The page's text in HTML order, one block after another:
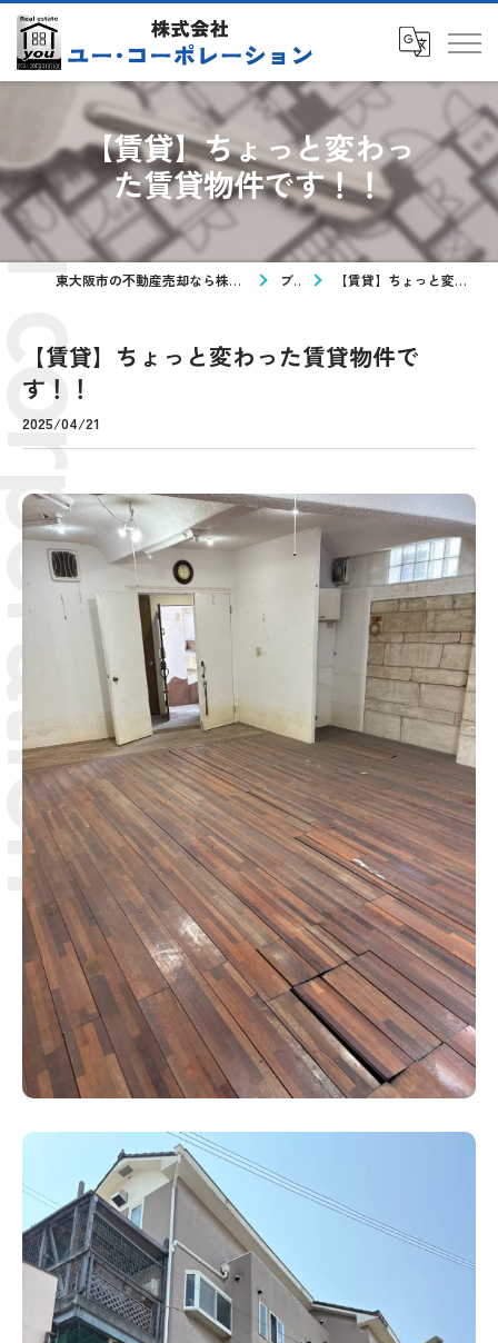
【賃貸】ちょっと変わっ
た賃貸物件です！！
東大阪市の不動産売却なら株式会社ユー・コーポレーション ブログ 【賃貸】ちょっと変わった賃貸物件です！！
【賃貸】ちょっと変わった賃貸物件で
す！！
2025/04/21